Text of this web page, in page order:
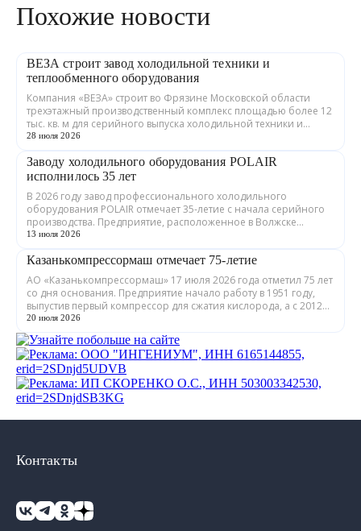
Похожие новости
ВЕЗА строит завод холодильной техники и
теплообменного оборудования
Компания «ВЕЗА» строит во Фрязине Московской области
трехэтажный производственный комплекс площадью более 12
тыс. кв. м для серийного выпуска холодильной техники и
теплообменного оборудования. ...
28 июля 2026
Заводу холодильного оборудования POLAIR
исполнилось 35 лет
В 2026 году завод профессионального холодильного
оборудования POLAIR отмечает 35-летие с начала серийного
производства. Предприятие, расположенное в Волжске
Республики Марий Эл, выпускает обору...
13 июля 2026
Казанькомпрессормаш отмечает 75-летие
АО «Казанькомпрессормаш» 17 июля 2026 года отметил 75 лет
со дня основания. Предприятие начало работу в 1951 году,
выпустив первый компрессор для сжатия кислорода, а с 2012
года входит в состав...
20 июля 2026
Контакты